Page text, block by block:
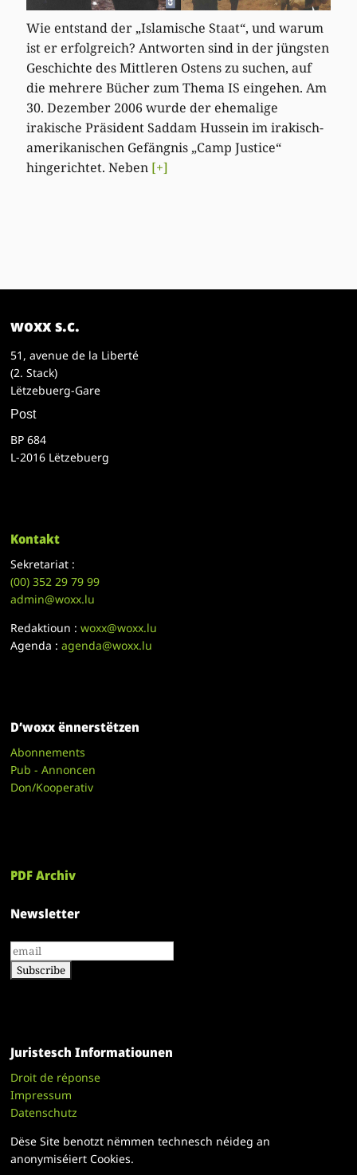
Wie entstand der „Islamische Staat“, und warum
ist er erfolgreich? Antworten sind in der jüngsten
Geschichte des Mittleren Ostens zu suchen, auf
die mehrere Bücher zum Thema IS eingehen. Am
30. Dezember 2006 wurde der ehemalige
irakische Präsident Saddam Hussein im irakisch-
amerikanischen Gefängnis „Camp Justice“
hingerichtet. Neben [+]
woxx s.c.
51, avenue de la Liberté
(2. Stack)
Lëtzebuerg-Gare
Post
BP 684
L-2016 Lëtzebuerg
Kontakt
Sekretariat :
(00)352 29 79 99
admin@woxx.lu
Redaktioun :woxx@woxx.lu
Agenda :agenda@woxx.lu
D’woxx ënnerstëtzen
Abonnements
Pub - Annoncen
Don/Kooperativ
PDF Archiv
Newsletter
Juristesch Informatiounen
Droit de réponse
Impressum
Datenschutz
Dëse Site benotzt nëmmen technesch néideg an
anonymiséiert Cookies.